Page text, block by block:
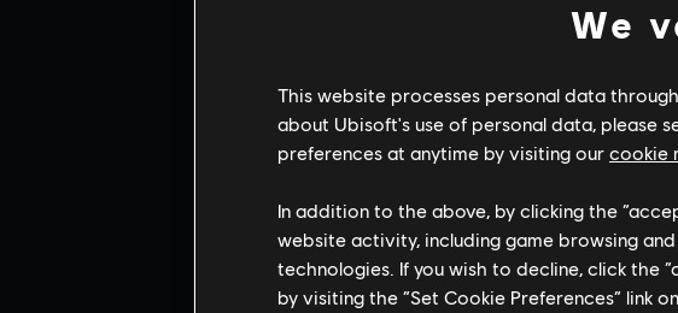
We
This website processes personal data
about Ubisoft's use of personal data, please
preferences at anytime by visiting our cookie
In addition to the above, by clicking the
website activity, including game browsing
technologies. If you wish to decline, click the
by visiting the “Set Cookie Preferences” link